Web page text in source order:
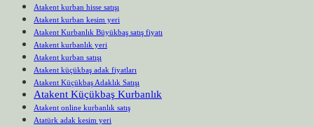
Atakent kurban hisse satışı
Atakent kurban kesim yeri
Atakent Kurbanlık Büyükbaş satış fiyatı
Atakent kurbanlık yeri
Atakent kurban satışı
Atakent küçükbaş adak fiyatları
Atakent Küçükbaş Adaklık Satışı
Atakent Küçükbaş Kurbanlık
Atakent online kurbanlık satış
Atatürk adak kesim yeri